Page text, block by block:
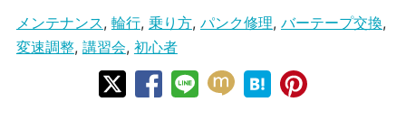
メンテナンス, 輪行, 乗り方, パンク修理, バーテープ交換,
変速調整, 講習会, 初心者